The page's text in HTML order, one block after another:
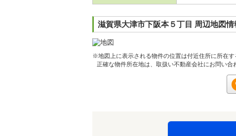
滋賀県大津市下阪本５丁目 周辺地図情
※地図上に表示される物件の位置は付近住所に所在
正確な物件所在地は、取扱い不動産会社にお問い合